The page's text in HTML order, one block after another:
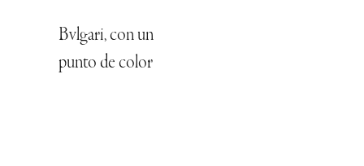
Bvlgari, con un
punto de color